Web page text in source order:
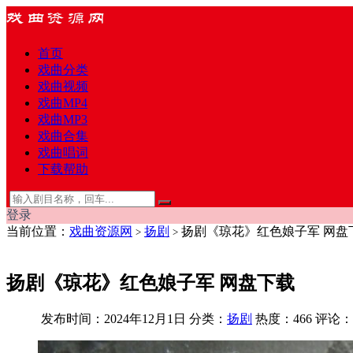
首页
戏曲分类
戏曲视频
戏曲MP4
戏曲MP3
戏曲合集
戏曲唱词
下载帮助
登录
当前位置： 戏曲资源网 > 扬剧 > 扬剧《琼花》红色娘子军 网盘
扬剧《琼花》红色娘子军 网盘下载
发布时间：2024年12月1日 分类： 扬剧 热度：466 评论：